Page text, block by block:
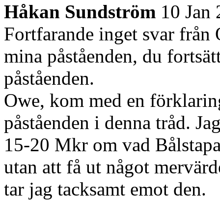
Håkan Sundström 10 Jan
Fortfarande inget svar
mina påståenden, du
påståenden.
Owe, kom med en
påståenden i denna tråd.
15-20 Mkr om vad
utan att få ut något
tar jag tacksamt emot den.